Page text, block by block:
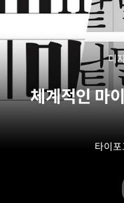
체계적인 마
타이
디